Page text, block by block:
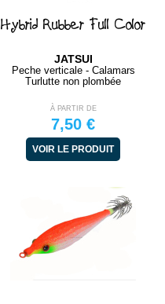
Hybrid Rubber Full Color
JATSUI
Peche verticale - Calamars
Turlutte non plombée
À PARTIR DE
7,50 €
VOIR LE PRODUIT